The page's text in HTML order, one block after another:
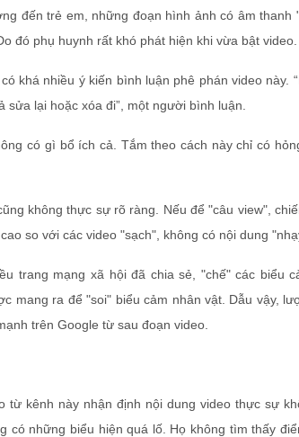
đến trẻ em, những đoạn hình ảnh có âm thanh
đó phụ huynh rất khó phát hiện khi vừa bật video.
khá nhiều ý kiến bình luận phê phán video này.
lại hoặc xóa đi”, một người bình luận.
có gì bổ ích cả. Tắm theo cách này chỉ có
không thực sự rõ ràng. Nếu để "câu view",
so với các video "sạch", không có nội dung
trang mạng xã hội đã chia sẻ, "chế" các biểu
mang ra để "soi" biểu cảm nhân vật. Dẫu vậy,
trên Google từ sau đoạn video.
từ kênh này nhận định nội dung video thực sự
có những biểu hiện quá lố. Họ không tìm thấy